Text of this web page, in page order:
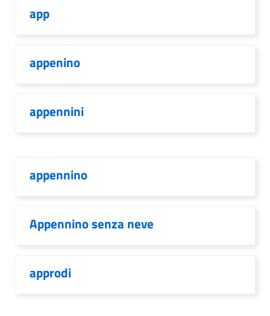
app
appenino
appennini
appennino
Appennino senza neve
approdi